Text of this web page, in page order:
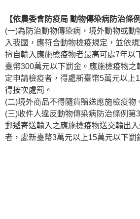
【依農委會防疫局 動物傳染病防治條
(一)為防治動物傳染病，境外動物或動
入我國，應符合動物檢疫規定，並依規
擅自輸入應施檢疫物者最高可處7年以
臺幣300萬元以下罰金。應施檢疫物之
定申請檢疫者，得處新臺幣5萬元以上
得按次處罰。
(二)境外商品不得隨貨贈送應施檢疫物
(三)收件人違反動物傳染病防治條例第
郵遞寄送輸入之應施檢疫物送交輸出
者，處新臺幣3萬元以上15萬元以下罰